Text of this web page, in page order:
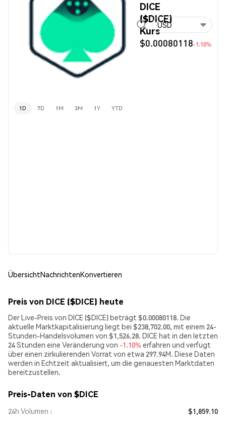
DICE
($DICE)
Kurs
$0.00080118-1.10%
USD
1D 7D 1M 3M 1Y YTD
ÜbersichtNachrichtenKonvertieren
Preis von DICE ($DICE) heute
Der Live-Preis von DICE ($DICE) beträgt $0.00080118. Die
aktuelle Marktkapitalisierung liegt bei $238,702.00, mit einem 24-
Stunden-Handelsvolumen von $1,526.28. DICE hat in den letzten
24 Stunden eine Veränderung von -1.10% erfahren und verfügt
über einen zirkulierenden Vorrat von etwa 297.94M. Diese Daten
werden in Echtzeit aktualisiert, um die genauesten Marktdaten
bereitzustellen.
Preis-Daten von $DICE
24h Volumen
$1,859.10